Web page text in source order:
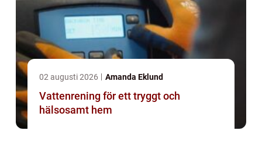
02 augusti 2026 Amanda Eklund
Vattenrening för ett tryggt och
hälsosamt hem